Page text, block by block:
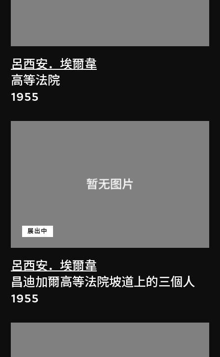
呂西安．埃爾韋
高等法院
1955
呂西安．埃爾韋
展出中
昌迪加爾高等法院坡道上的三個人
1955